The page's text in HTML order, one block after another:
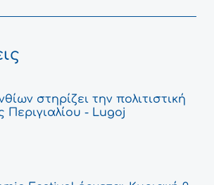
στηρίζει την πολιτιστική
Περιγιαλίου - Lugoj